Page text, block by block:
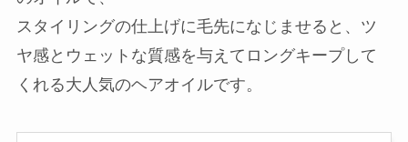
スタイリングの仕上げに毛先になじませると、ツ
ヤ感とウェットな質感を与えてロングキープして
くれる大人気のヘアオイルです。